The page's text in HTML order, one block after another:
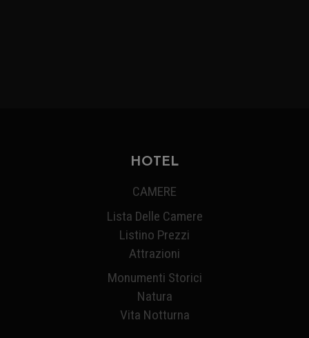
HOTEL
CAMERE
Lista Delle Camere
Listino Prezzi
Attrazioni
Monumenti Storici
Natura
Vita Notturna